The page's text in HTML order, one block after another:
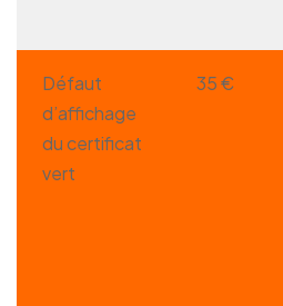
Défaut
d’affichage
du certificat
vert
35 €